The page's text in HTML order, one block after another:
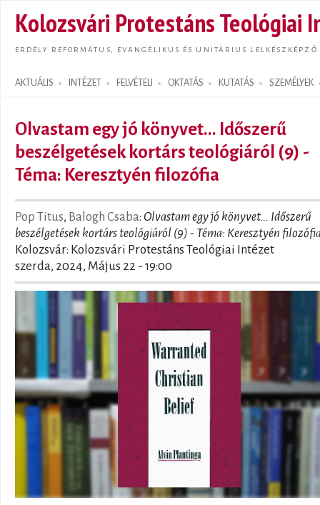
Kolozsvári Protestáns Teológiai
ERDÉLY REFORMÁTUS, EVANGÉLIKUS ÉS UNITÁRIUS LELKÉSZKÉPZŐ
AKTUÁLIS INTÉZET FELVÉTELI OKTATÁS KUTATÁS SZEMÉLYEK
Search form
Olvastam egy jó könyvet... Időszerű
beszélgetések kortárs teológiáról (9) -
Téma: Keresztyén filozófia
Pop Titus, Balogh Csaba: Olvastam egy jó könyvet... Időszerű
beszélgetések kortárs teológiáról (9) - Téma: Keresztyén
Kolozsvár: Kolozsvári Protestáns Teológiai Intézet
szerda, 2024, Május 22 - 19:00